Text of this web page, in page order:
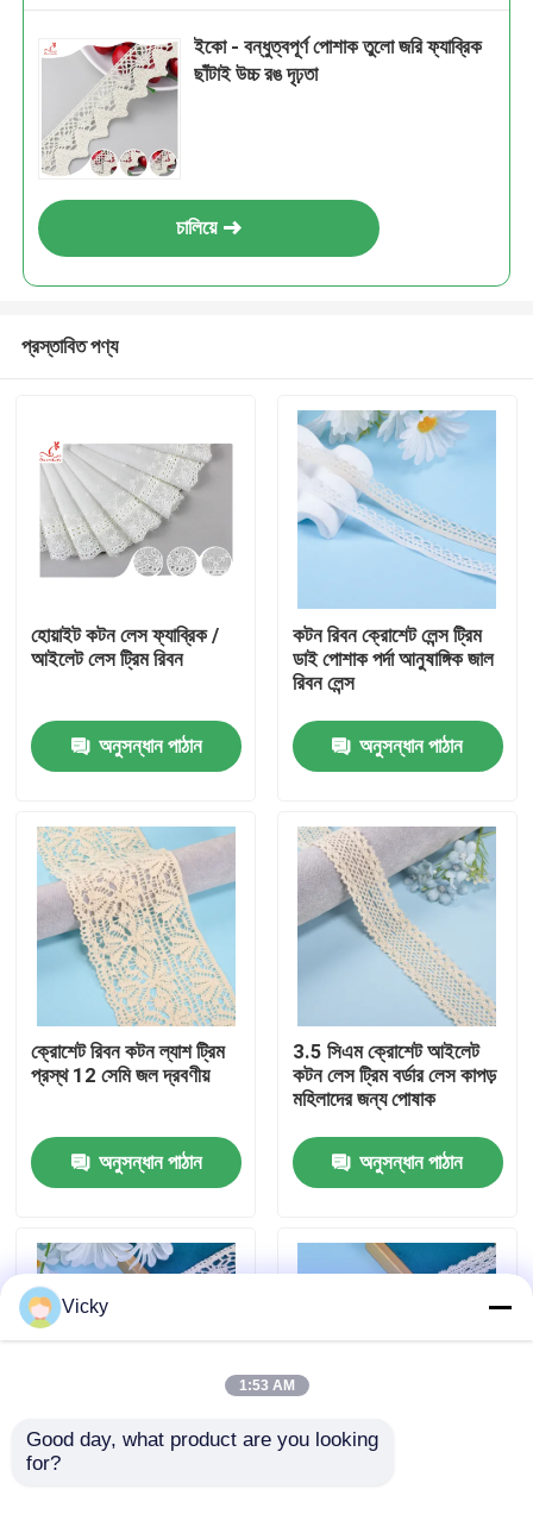
বাড়ি
পণ্য
আমাদের সম্পর্কে
কারখানা ভ্রমণ
মান নিয়ন্ত্রণ
উদ্ধৃতির জন্য আবেদন
দোরোখা জরি ফ্যাব্রিক
ইকো - বন্ধুত্বপূর্ণ পোশাক তুলো জরি ফ্যাব্রিক
ছাঁটাই উচ্চ রঙ দৃঢ়তা
চালিয়ে
প্রস্তাবিত পণ্য
হোয়াইট কটন লেস ফ্যাব্রিক /
আইলেট লেস ট্রিম রিবন
অনুসন্ধান পাঠান
কটন রিবন ক্রোশেট লেন্স ট্রিম
ডাই পোশাক পর্দা আনুষাঙ্গিক জাল
রিবন লেন্স
অনুসন্ধান পাঠান
ক্রোশেট রিবন কটন ল্যাশ ট্রিম
প্রস্থ 12 সেমি জল দ্রবণীয়
অনুসন্ধান পাঠান
3.5 সিএম ক্রোশেট আইলেট
কটন লেস ট্রিম বর্ডার লেস কাপড়
মহিলাদের জন্য পোষাক
অনুসন্ধান পাঠান
হোয়াইট কটন লেইস ট্রিম
Vicky
1:53 AM
Good day, what product are you looking
for?